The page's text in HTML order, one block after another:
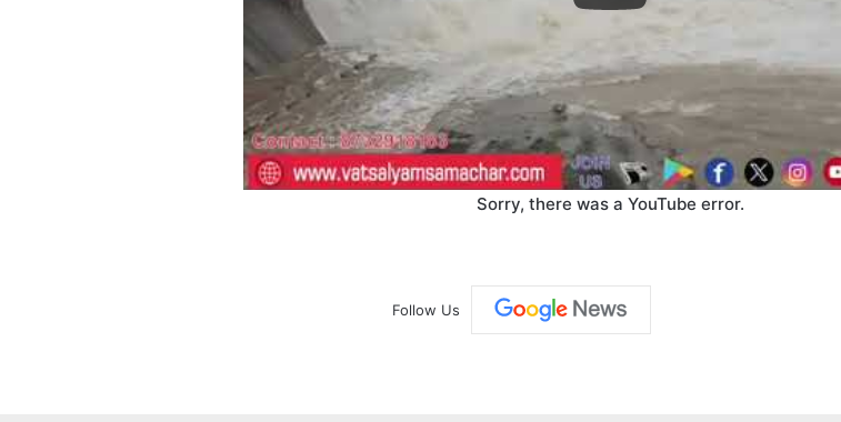
Sorry, there was a YouTube error.
Follow Us